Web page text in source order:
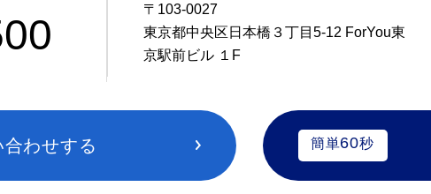
〒103-0027
東京都中央区日本橋３丁目5-12 ForYou東
京駅前ビル １F
わせする 簡単60秒